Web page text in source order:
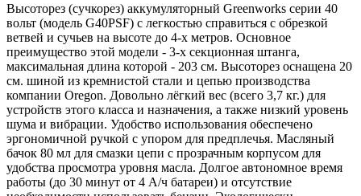
Высоторез (сучкорез) аккумуляторный Greenworks серии 40
вольт (модель G40PSF) с легкостью справиться с обрезкой
ветвей и сучьев на высоте до 4-х метров. Основное
преимущество этой модели - 3-х секционная штанга,
максимальная длина которой - 203 см. Высоторез оснащена 20
см. шиной из кремнистой стали и цепью производства
компании Oregon. Довольно лёгкий вес (всего 3,7 кг.) для
устройств этого класса и назначения, а также низкий уровень
шума и вибрации. Удобство использования обеспечено
эргономичной ручкой с упором для предплечья. Масляный
бачок 80 мл для смазки цепи с прозрачным корпусом для
удобства просмотра уровня масла. Долгое автономное время
работы (до 30 минут от 4 А/ч батареи) и отсутствие